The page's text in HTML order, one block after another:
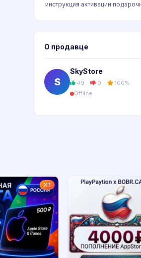
инструкция активации
О продавце
S
SkyStore
49 0 100%
Offline
1